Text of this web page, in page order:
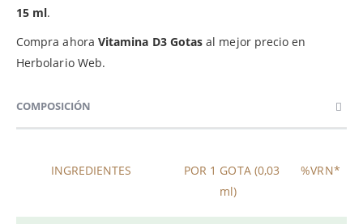
15 ml.
Compra ahora Vitamina D3 Gotas al mejor precio en
Herbolario Web.
COMPOSICIÓN
INGREDIENTES
POR 1 GOTA (0,03
ml)
%VRN*